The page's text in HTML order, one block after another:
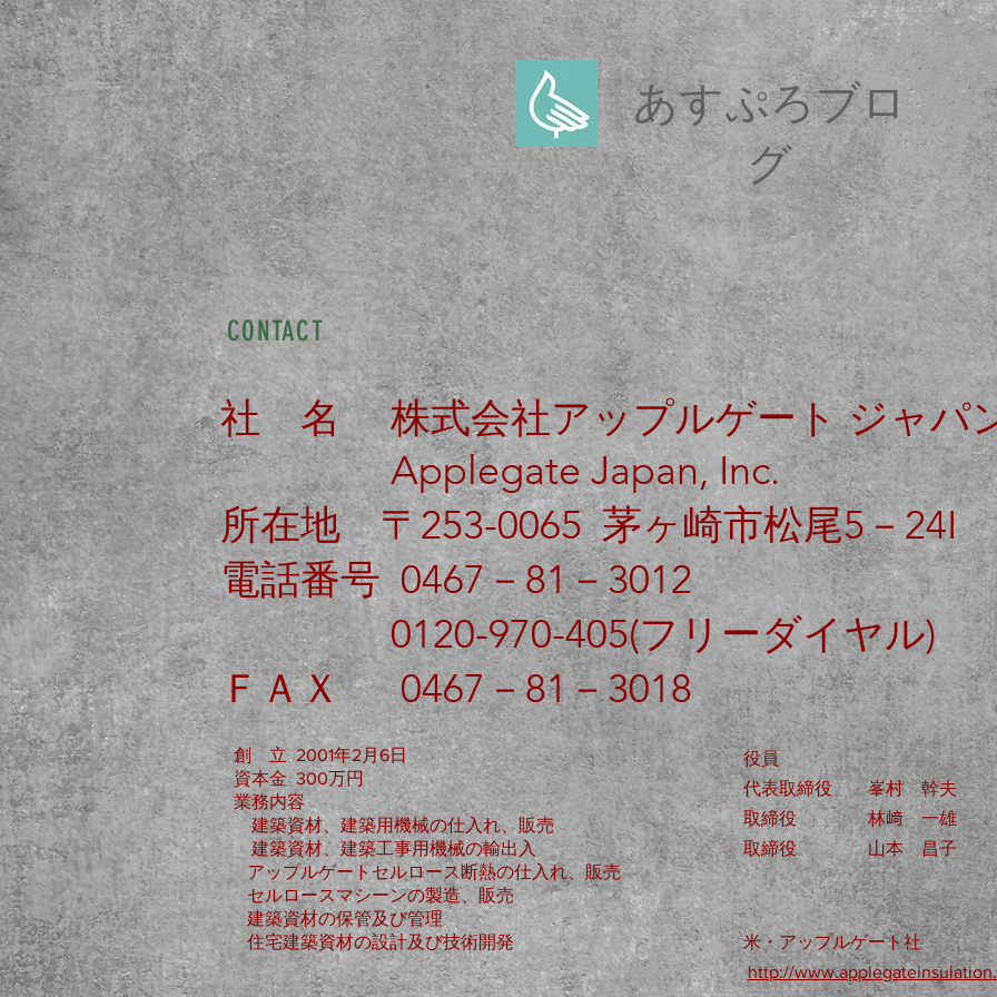
あすぷろブロ
グ
CONTACT
社 名 株式会社アップルゲート ジャパ
Applegate Japan, Inc.
所在地 〒253-0065 茅ヶ崎市松尾5－24I
電話番号 0467－81－3012
0120-970-405(フリーダイヤル)
ＦＡＸ 0467－81－3018
創 立 2001年2月6日
資本金 300万円
業務内容
建築資材、建築用機械の仕入れ、販売
建築資材、建築工事用機械の輸出入
アップルゲートセルロース断熱の仕入れ、販売
セルロースマシーンの製造、販売
建築資材の保管及び管理
住宅建築資材の設計及び技術開発
役員
代表取締役 峯村 幹夫
取締役 林﨑 一雄
取締役 山本 昌子
米・アップルゲート社
http://